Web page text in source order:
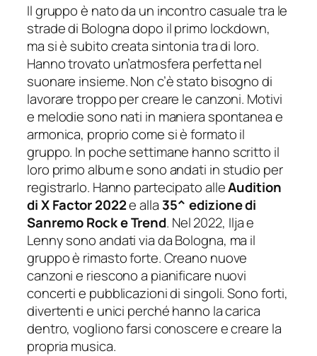
Il gruppo è nato da un incontro casuale tra le
strade di Bologna dopo il primo lockdown,
ma si è subito creata sintonia tra di loro.
Hanno trovato un’atmosfera perfetta nel
suonare insieme. Non c’è stato bisogno di
lavorare troppo per creare le canzoni. Motivi
e melodie sono nati in maniera spontanea e
armonica, proprio come si è formato il
gruppo. In poche settimane hanno scritto il
loro primo album e sono andati in studio per
registrarlo. Hanno partecipato alleAudition
di X Factor 2022e alla 35^ edizione di
Sanremo Rock e Trend. Nel 2022, Ilja e
Lenny sono andati via da Bologna, ma il
gruppo è rimasto forte. Creano nuove
canzoni e riescono a pianificare nuovi
concerti e pubblicazioni di singoli. Sono forti,
divertenti e unici perché hanno la carica
dentro, vogliono farsi conoscere e creare la
propria musica.